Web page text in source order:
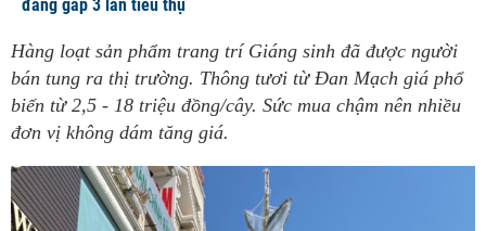
đang gấp 3 lần tiêu thụ
Hàng loạt sản phẩm trang trí Giáng sinh đã được người
bán tung ra thị trường. Thông tươi từ Đan Mạch giá phổ
biến từ 2,5 - 18 triệu đồng/cây. Sức mua chậm nên nhiều
đơn vị không dám tăng giá.